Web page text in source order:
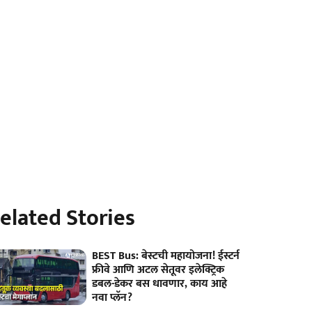
Stories
BEST Bus: बेस्टची महायोजना! ईस्टर्न
फ्रीवे आणि अटल सेतूवर इलेक्ट्रिक
डबल-डेकर बस धावणार, काय आहे
नवा प्लॅन?